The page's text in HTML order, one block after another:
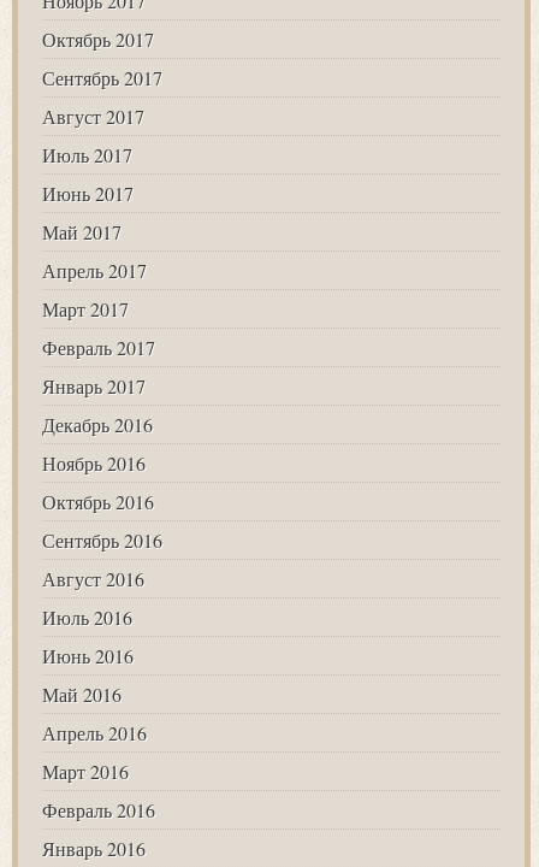
Октябрь 2017
Сентябрь 2017
Август 2017
Июль 2017
Июнь 2017
Май 2017
Апрель 2017
Март 2017
Февраль 2017
Январь 2017
Декабрь 2016
Ноябрь 2016
Октябрь 2016
Сентябрь 2016
Август 2016
Июль 2016
Июнь 2016
Май 2016
Апрель 2016
Март 2016
Февраль 2016
Январь 2016